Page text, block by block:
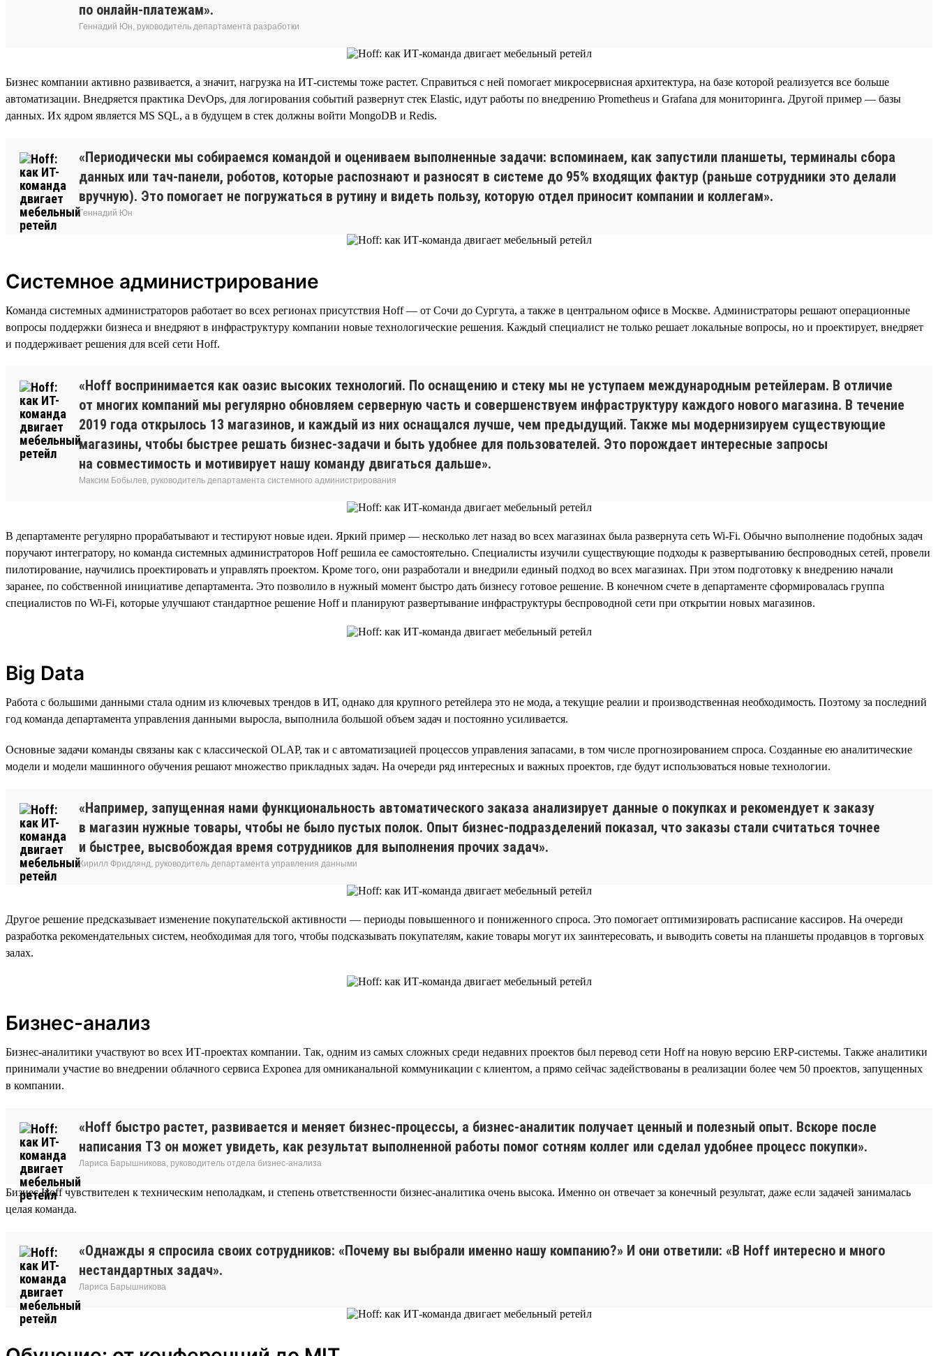
по онлайн-платежам».
Геннадий Юн, руководитель департамента разработки
Бизнес компании активно развивается, а значит, нагрузка на ИТ-системы тоже растет. Справиться с ней помогает микросервисная архитектура, на базе которой реализуется все больше
автоматизации. Внедряется практика DevOps, для логирования событий развернут стек Elastic, идут работы по внедрению Prometheus и Grafana для мониторинга. Другой пример — базы
данных. Их ядром является MS SQL, а в будущем в стек должны войти MongoDB и Redis.
«Периодически мы собираемся командой и оцениваем выполненные задачи: вспоминаем, как запустили планшеты, терминалы сбора
данных или тач-панели, роботов, которые распознают и разносят в системе до 95% входящих фактур (раньше сотрудники это делали
вручную). Это помогает не погружаться в рутину и видеть пользу, которую отдел приносит компании и коллегам».
Геннадий Юн
Системное администрирование
Команда системных администраторов работает во всех регионах присутствия Hoff — от Сочи до Сургута, а также в центральном офисе в Москве. Администраторы решают операционные
вопросы поддержки бизнеса и внедряют в инфраструктуру компании новые технологические решения. Каждый специалист не только решает локальные вопросы, но и проектирует, внедряет
и поддерживает решения для всей сети Hoff.
«Hoff воспринимается как оазис высоких технологий. По оснащению и стеку мы не уступаем международным ретейлерам. В отличие
от многих компаний мы регулярно обновляем серверную часть и совершенствуем инфраструктуру каждого нового магазина. В течение
2019 года открылось 13 магазинов, и каждый из них оснащался лучше, чем предыдущий. Также мы модернизируем существующие
магазины, чтобы быстрее решать бизнес-задачи и быть удобнее для пользователей. Это порождает интересные запросы
на совместимость и мотивирует нашу команду двигаться дальше».
Максим Бобылев, руководитель департамента системного администрирования
В департаменте регулярно прорабатывают и тестируют новые идеи. Яркий пример — несколько лет назад во всех магазинах была развернута сеть Wi-Fi. Обычно выполнение подобных задач
поручают интегратору, но команда системных администраторов Hoff решила ее самостоятельно. Специалисты изучили существующие подходы к развертыванию беспроводных сетей, провели
пилотирование, научились проектировать и управлять проектом. Кроме того, они разработали и внедрили единый подход во всех магазинах. При этом подготовку к внедрению начали
заранее, по собственной инициативе департамента. Это позволило в нужный момент быстро дать бизнесу готовое решение. В конечном счете в департаменте сформировалась группа
специалистов по Wi-Fi, которые улучшают стандартное решение Hoff и планируют развертывание инфраструктуры беспроводной сети при открытии новых магазинов.
Big Data
Работа с большими данными стала одним из ключевых трендов в ИТ, однако для крупного ретейлера это не мода, а текущие реалии и производственная необходимость. Поэтому за последний
год команда департамента управления данными выросла, выполнила большой объем задач и постоянно усиливается.
Основные задачи команды связаны как с классической OLAP, так и с автоматизацией процессов управления запасами, в том числе прогнозированием спроса. Созданные ею аналитические
модели и модели машинного обучения решают множество прикладных задач. На очереди ряд интересных и важных проектов, где будут использоваться новые технологии.
«Например, запущенная нами функциональность автоматического заказа анализирует данные о покупках и рекомендует к заказу
в магазин нужные товары, чтобы не было пустых полок. Опыт бизнес-подразделений показал, что заказы стали считаться точнее
и быстрее, высвобождая время сотрудников для выполнения прочих задач».
Кирилл Фридлянд, руководитель департамента управления данными
Другое решение предсказывает изменение покупательской активности — периоды повышенного и пониженного спроса. Это помогает оптимизировать расписание кассиров. На очереди
разработка рекомендательных систем, необходимая для того, чтобы подсказывать покупателям, какие товары могут их заинтересовать, и выводить советы на планшеты продавцов в торговых
залах.
Бизнес-анализ
Бизнес-аналитики участвуют во всех ИТ-проектах компании. Так, одним из самых сложных среди недавних проектов был перевод сети Hoff на новую версию ERP-системы. Также аналитики
принимали участие во внедрении облачного сервиса Exponea для омниканальной коммуникации с клиентом, а прямо сейчас задействованы в реализации более чем 50 проектов, запущенных
в компании.
«Hoff быстро растет, развивается и меняет бизнес-процессы, а бизнес-аналитик получает ценный и полезный опыт. Вскоре после
написания ТЗ он может увидеть, как результат выполненной работы помог сотням коллег или сделал удобнее процесс покупки».
Лариса Барышникова, руководитель отдела бизнес-анализа
Бизнес Hoff чувствителен к техническим неполадкам, и степень ответственности бизнес-аналитика очень высока. Именно он отвечает за конечный результат, даже если задачей занималась
целая команда.
«Однажды я спросила своих сотрудников: «Почему вы выбрали именно нашу компанию?» И они ответили: «В Hoff интересно и много
нестандартных задач».
Лариса Барышникова